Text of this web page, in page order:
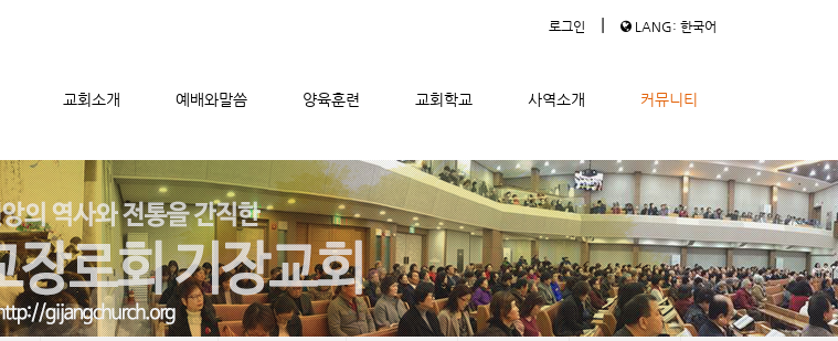
로그인 | LANG: 한국어
교회소개 예배와말씀 양육훈련 교회학교 사역소개 커뮤니티
메뉴 건너뛰기